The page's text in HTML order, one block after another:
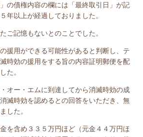
の債権内容の欄には「最終取引日」が記
年以上が経過しておりました。
ご記憶もないとのことでした。
援用ができる可能性があると判断し、テ
時効の援用をする旨の内容証明郵便を配
た。
オー・エムに到達してから消滅時効の成
滅時効を認めるとの回答をいただき、無
した。
を含め３３５万円ほど（元金４４万円ほ